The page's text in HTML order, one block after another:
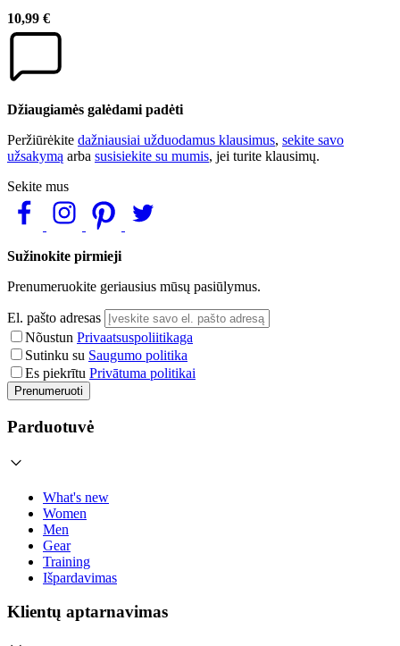
10,99 €
Džiaugiamės galėdami padėti
Peržiūrėkite dažniausiai užduodamus klausimus, sekite savo
užsakymą arba susisiekite su mumis, jei turite klausimų.
Sekite mus
Sužinokite pirmieji
Prenumeruokite geriausius mūsų pasiūlymus.
El. pašto adresas
Nõustun Privaatsuspoliitikaga
Sutinku su Saugumo politika
Es piekrītu Privātuma politikai
Prenumeruoti
Parduotuvė
What's new
Women
Men
Gear
Training
Išpardavimas
Klientų aptarnavimas